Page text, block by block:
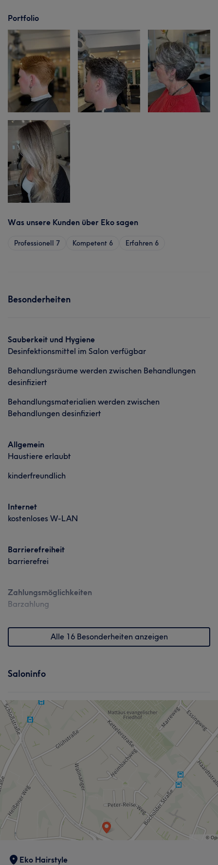
Portfolio
Was unsere Kunden über Eko sagen
Professionell 7 Kompetent 6 Erfahren 6
Besonderheiten
Sauberkeit und Hygiene
Desinfektionsmittel im Salon verfügbar
Behandlungsräume werden zwischen Behandlungen
desinfiziert
Behandlungsmaterialien werden zwischen
Behandlungen desinfiziert
Allgemein
Haustiere erlaubt
kinderfreundlich
Internet
kostenloses W-LAN
Barrierefreiheit
barrierefrei
Zahlungsmöglichkeiten
Barzahlung
Alle 16 Besonderheiten anzeigen
Saloninfo
Eko Hairstyle